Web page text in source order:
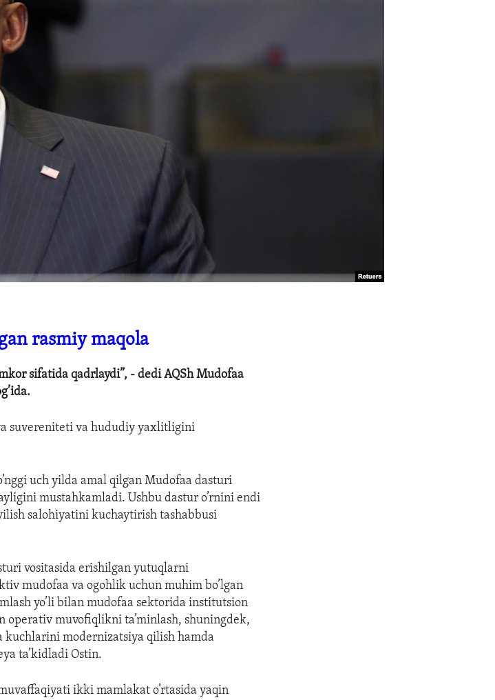
rasmiy maqola
sifatida qadrlaydi”, - dedi AQSh Mudofaa
suvereniteti va hududiy yaxlitligini
uch yilda amal qilgan Mudofaa dasturi
mustahkamladi. Ushbu dastur o’rnini endi
salohiyatini kuchaytirish tashabbusi
vositasida erishilgan yutuqlarni
mudofaa va ogohlik uchun muhim bo’lgan
yo’li bilan mudofaa sektorida institutsion
operativ muvofiqlikni ta’minlash, shuningdek,
modernizatsiya qilish hamda
ta’kidladi Ostin.
ikki mamlakat o’rtasida yaqin